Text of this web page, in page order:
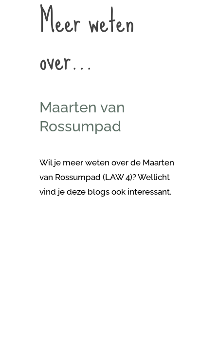
Meer weten
over…
Maarten van
Rossumpad
Wil je meer weten over de Maarten
van Rossumpad (LAW 4)? Wellicht
vind je deze blogs ook interessant.